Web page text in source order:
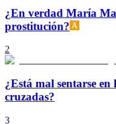
¿En verdad María
prostitución?
2
¿Está mal sentarse
cruzadas?
3